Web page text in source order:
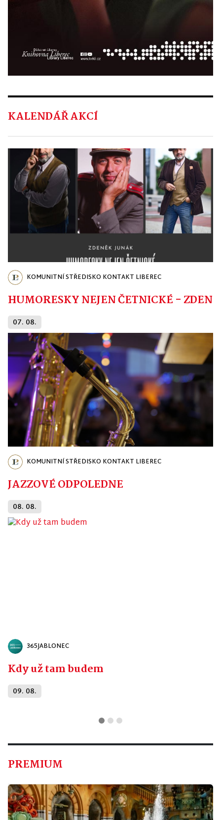
KALENDÁŘ AKCÍ
KOMUNITNÍ STŘEDISKO KONTAKT LIBEREC
HUMORESKY NEJEN ČETNICKÉ -
07. 08.
KOMUNITNÍ STŘEDISKO KONTAKT LIBEREC
JAZZOVÉ ODPOLEDNE
08. 08.
365JABLONEC
Kdy už tam budem
09. 08.
PREMIUM